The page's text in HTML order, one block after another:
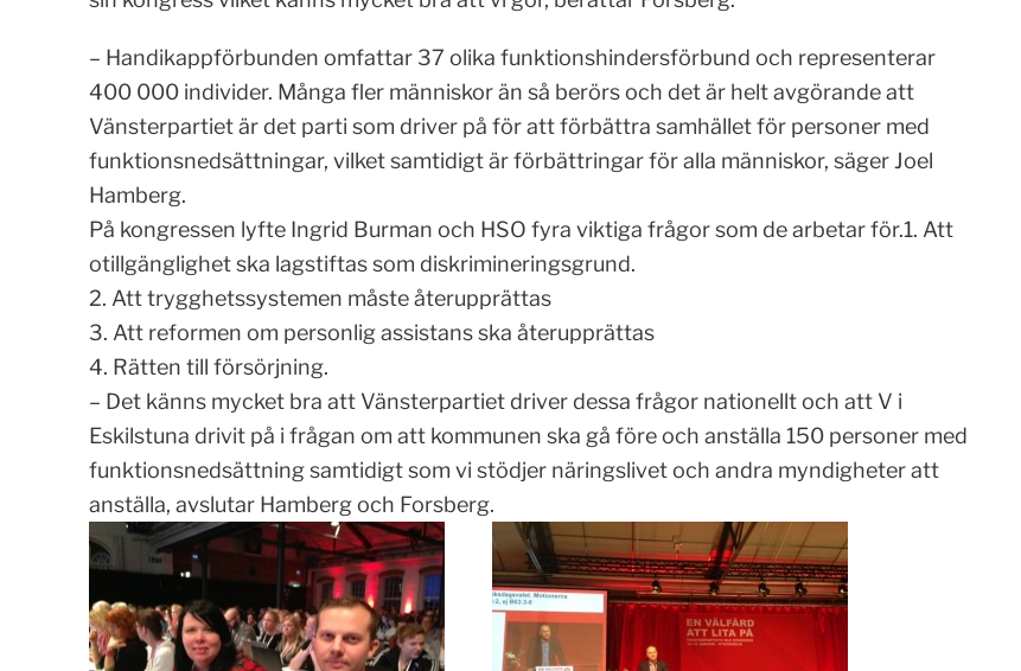
– Handikappförbunden omfattar 37 olika funktionshindersförbund och representerar
400 000 individer. Många fler människor än så berörs och det är helt avgörande att
Vänsterpartiet är det parti som driver på för att förbättra samhället för personer med
funktionsnedsättningar, vilket samtidigt är förbättringar för alla människor, säger Joel
Hamberg.
På kongressen lyfte Ingrid Burman och HSO fyra viktiga frågor som de arbetar för.1. Att
otillgänglighet ska lagstiftas som diskrimineringsgrund.
2. Att trygghetssystemen måste återupprättas
3. Att reformen om personlig assistans ska återupprättas
4. Rätten till försörjning.
– Det känns mycket bra att Vänsterpartiet driver dessa frågor nationellt och att V i
Eskilstuna drivit på i frågan om att kommunen ska gå före och anställa 150 personer med
funktionsnedsättning samtidigt som vi stödjer näringslivet och andra myndigheter att
anställa, avslutar Hamberg och Forsberg.